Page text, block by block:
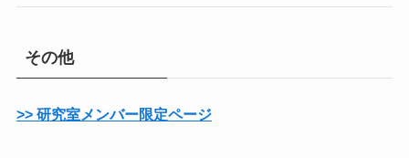
その他
>> 研究室メンバー限定ページ